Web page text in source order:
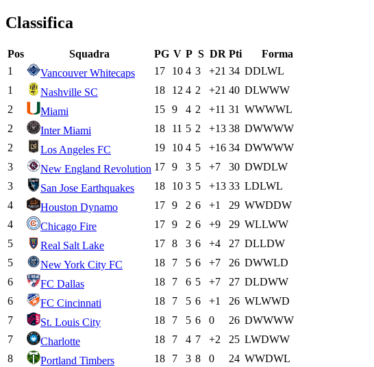
Classifica
Pos Squadra PG V P S DR Pti
Forma
1
Vancouver Whitecaps 17 10 4 3 +21 34 DDLWL
1
Nashville SC 18 12 4 2 +21 40 DLWWW
2
Miami 15 9 4 2 +11 31 WWWWL
2
Inter Miami 18 11 5 2 +13 38 DWWWW
2
Los Angeles FC 19 10 4 5 +16 34 DWWWW
3
New England Revolution 17 9 3 5 +7 30 DWDLW
3
San Jose Earthquakes 18 10 3 5 +13 33 LDLWL
4
Houston Dynamo 17 9 2 6 +1 29 WWDDW
4
Chicago Fire 17 9 2 6 +9 29 WLLWW
5
Real Salt Lake 17 8 3 6 +4 27 DLLDW
5
New York City FC 18 7 5 6 +7 26 DWWLD
6
FC Dallas 18 7 6 5 +7 27 DLDWW
6
FC Cincinnati 18 7 5 6 +1 26 WLWWD
7
St. Louis City 18 7 5 6 0 26 DWWWW
7
Charlotte 18 7 4 7 +2 25 LWDWW
8
Portland Timbers 18 7 3 8 0 24 WWDWL